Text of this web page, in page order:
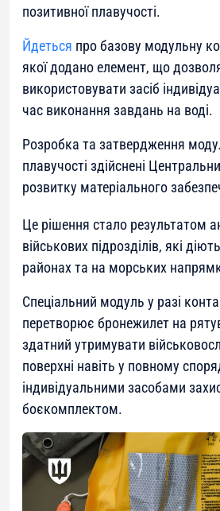
позитивної плавучості.
Йдеться про базову модульну
якої додано елемент, що
використовувати засіб
час виконання завдань на воді.
Розробка та затвердження
плавучості здійснені
розвитку матеріального
Це рішення стало результатом
військових підрозділів, які
районах та на морських
Спеціальний модуль у разі
перетворює бронежилет на
здатний утримувати
поверхні навіть у повному
індивідуальними засобами
боєкомплектом.